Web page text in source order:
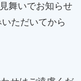
舞いでお知らせ
ただいてから